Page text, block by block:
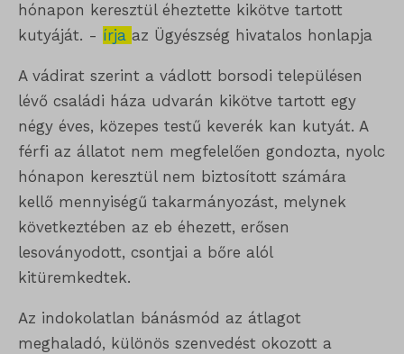
hónapon keresztül éheztette kikötve tartott
kutyáját. - írja az Ügyészség hivatalos honlapja
A vádirat szerint a vádlott borsodi településen
lévő családi háza udvarán kikötve tartott egy
négy éves, közepes testű keverék kan kutyát. A
férfi az állatot nem megfelelően gondozta, nyolc
hónapon keresztül nem biztosított számára
kellő mennyiségű takarmányozást, melynek
következtében az eb éhezett, erősen
lesoványodott, csontjai a bőre alól
kitüremkedtek.
Az indokolatlan bánásmód az átlagot
meghaladó, különös szenvedést okozott a